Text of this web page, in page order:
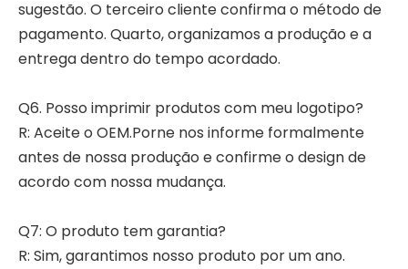
sugestão. O terceiro cliente confirma o método de
pagamento. Quarto, organizamos a produção e a
entrega dentro do tempo acordado.
Q6. Posso imprimir produtos com meu logotipo?
R: Aceite o OEM.Porne nos informe formalmente
antes de nossa produção e confirme o design de
acordo com nossa mudança.
Q7: O produto tem garantia?
R: Sim, garantimos nosso produto por um ano.